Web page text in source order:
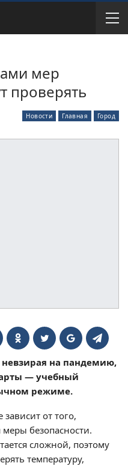
мер
проверять
Новости Главная Город
невзирая на пандемию,
— учебный
режиме.
от того,
меры безопасности.
сложной, поэтому
температуру,